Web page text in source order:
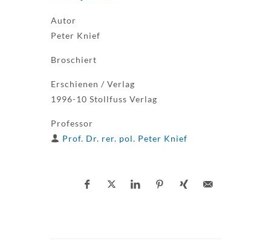
Autor
Peter Knief
Broschiert
Erschienen / Verlag
1996-10 Stollfuss Verlag
Professor
Prof. Dr. rer. pol. Peter Knief